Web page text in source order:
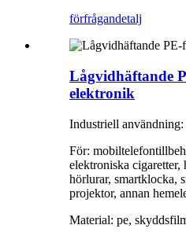
förfrågandetalj
Lågvidhäftande
elektronik
Industriell
För:
elektroniska cigaretter,
hörlurar, smartklocka,
projektor, annan
Material: pe,